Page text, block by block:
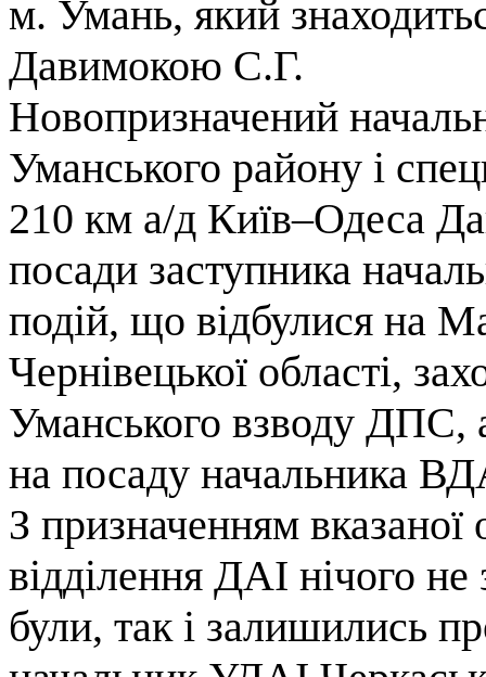
м. Умань, який
Давимокою С.Г.
Новопризначений
Уманського району і
210 км а/д Київ–Одеса
посади заступника
подій, що відбулися на
Чернівецької області,
Уманського взводу ДПС,
на посаду начальника
З призначенням
відділення ДАІ нічого
були, так і залишились